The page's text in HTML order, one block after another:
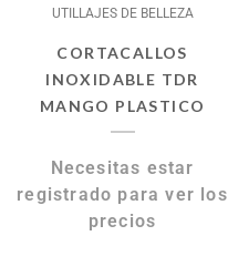
UTILLAJES DE BELLEZA
CORTACALLOS
INOXIDABLE TDR
MANGO PLASTICO
Necesitas estar
registrado para ver los
precios